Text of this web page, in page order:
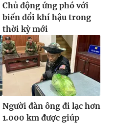
Chủ động ứng phó với
biến đổi khí hậu trong
thời kỳ mới
Người đàn ông đi lạc hơn
1.000 km được giúp